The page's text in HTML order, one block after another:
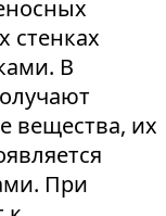
стенках
В
вещества, их
При